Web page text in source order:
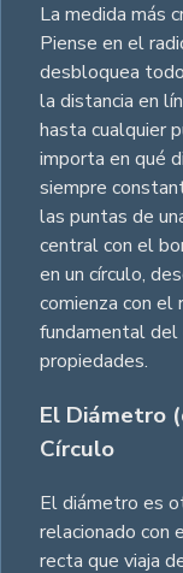
La medida más
Piense en el
desbloquea
la distancia en
hasta cualquier
importa en qué
siempre
las puntas de
central con el
en un círculo,
comienza con el
fundamental del
propiedades.
El Diámetro
Círculo
El diámetro es
relacionado con
recta que viaja